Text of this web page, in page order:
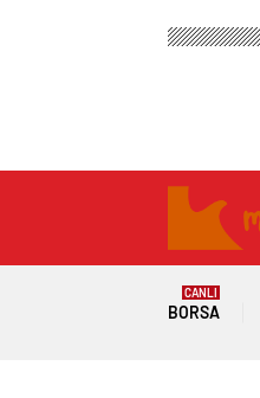
BORSA
CANLI